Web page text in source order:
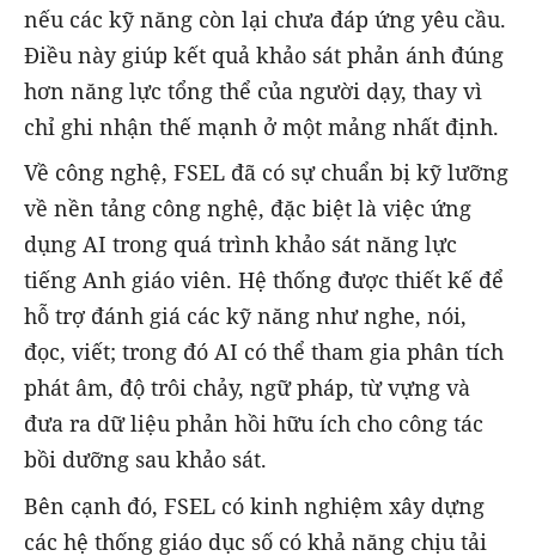
nếu các kỹ năng còn lại chưa đáp ứng yêu cầu.
Điều này giúp kết quả khảo sát phản ánh đúng
hơn năng lực tổng thể của người dạy, thay vì
chỉ ghi nhận thế mạnh ở một mảng nhất định.
Về công nghệ, FSEL đã có sự chuẩn bị kỹ lưỡng
về nền tảng công nghệ, đặc biệt là việc ứng
dụng AI trong quá trình khảo sát năng lực
tiếng Anh giáo viên. Hệ thống được thiết kế để
hỗ trợ đánh giá các kỹ năng như nghe, nói,
đọc, viết; trong đó AI có thể tham gia phân tích
phát âm, độ trôi chảy, ngữ pháp, từ vựng và
đưa ra dữ liệu phản hồi hữu ích cho công tác
bồi dưỡng sau khảo sát.
Bên cạnh đó, FSEL có kinh nghiệm xây dựng
các hệ thống giáo dục số có khả năng chịu tải